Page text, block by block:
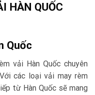
HÀN QUỐC
Quốc
vải Hàn Quốc chuyên
các loại vải may rèm
từ Hàn Quốc sẽ mang